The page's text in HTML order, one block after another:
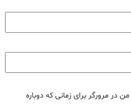
در مرورگر برای زمانی که دوباره